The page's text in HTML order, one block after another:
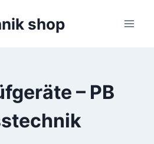
shop
– PB